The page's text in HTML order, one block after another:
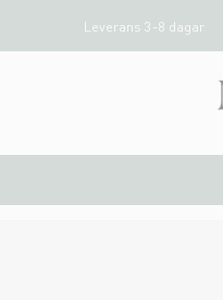
Leverans 3-8 dagar